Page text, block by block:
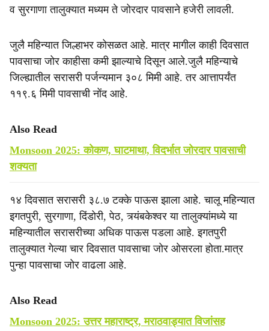
व सुरगाणा तालुक्यात मध्यम ते जोरदार पावसाने हजेरी लावली.
जुलै महिन्यात जिल्हाभर कोसळत आहे. मात्र मागील काही दिवसात
पावसाचा जोर काहीसा कमी झाल्याचे दिसून आले.जुलै महिन्याचे
जिल्ह्यातील सरासरी पर्जन्यमान ३०८ मिमी आहे. तर आत्तापर्यंत
११९.६ मिमी पावसाची नोंद आहे.
Also Read
Monsoon 2025: कोकण, घाटमाथा, विदर्भात जोरदार पावसाची
शक्यता
१४ दिवसात सरासरी ३८.७ टक्के पाऊस झाला आहे. चालू महिन्यात
इगतपुरी, सुरगाणा, दिंडोरी, पेठ, त्र्यंबकेश्वर या तालुक्यांमध्ये या
महिन्यातील सरासरीच्या अधिक पाऊस पडला आहे. इगतपुरी
तालुक्यात गेल्या चार दिवसात पावसाचा जोर ओसरला होता.मात्र
पुन्हा पावसाचा जोर वाढला आहे.
Also Read
Monsoon 2025: उत्तर महाराष्ट्र, मराठवाड्यात विजांसह